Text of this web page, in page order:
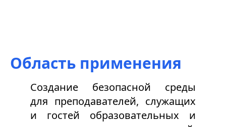
Область применения
Создание безопасной среды
для преподавателей, служащих
и гостей образовательных и